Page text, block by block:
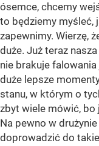
ósemce, chcemy
to będziemy myśleć,
zapewnimy. Wierzę,
duże. Już teraz
nie brakuje
duże lepsze
stanu, w którym o
zbyt wiele mówić, bo
Na pewno w
doprowadzić do